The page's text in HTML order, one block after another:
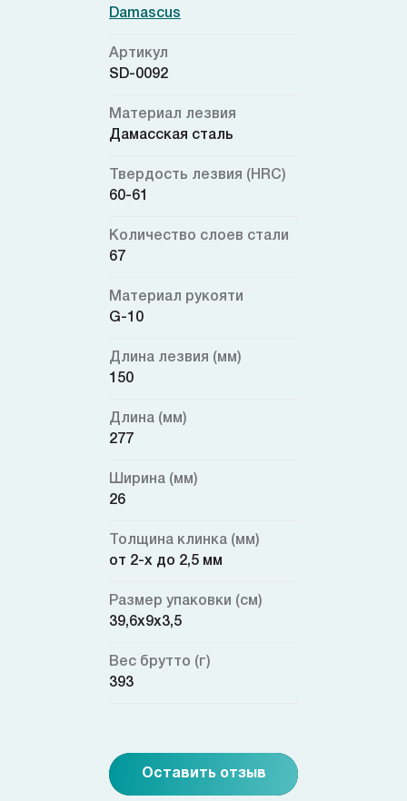
Damascus
Артикул
SD-0092
Материал лезвия
Дамасская сталь
Твердость лезвия (HRC)
60-61
Количество слоев стали
67
Материал рукояти
G-10
Длина лезвия (мм)
150
Длина (мм)
277
Ширина (мм)
26
Толщина клинка (мм)
от 2-х до 2,5 мм
Размер упаковки (см)
39,6x9x3,5
Вес брутто (г)
393
Оставить отзыв